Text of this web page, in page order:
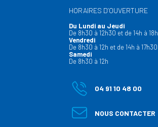
HORAIRES D’OUVERTURE
Du Lundi au Jeudi
De 8h30 à 12h30 et de 14h à 18h
Vendredi
De 8h30 à 12h et de 14h à 17h30
Samedi
De 8h30 à 12h
04 91 10 48 00
NOUS CONTACTER